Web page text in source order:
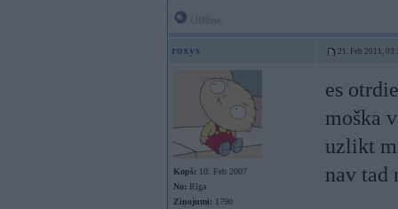
roxys 21. Feb 2011,
Kopš: 10. Feb 2007
No: Rīga
Ziņojumi: 1790
es
moška
uzlikt
nav tad